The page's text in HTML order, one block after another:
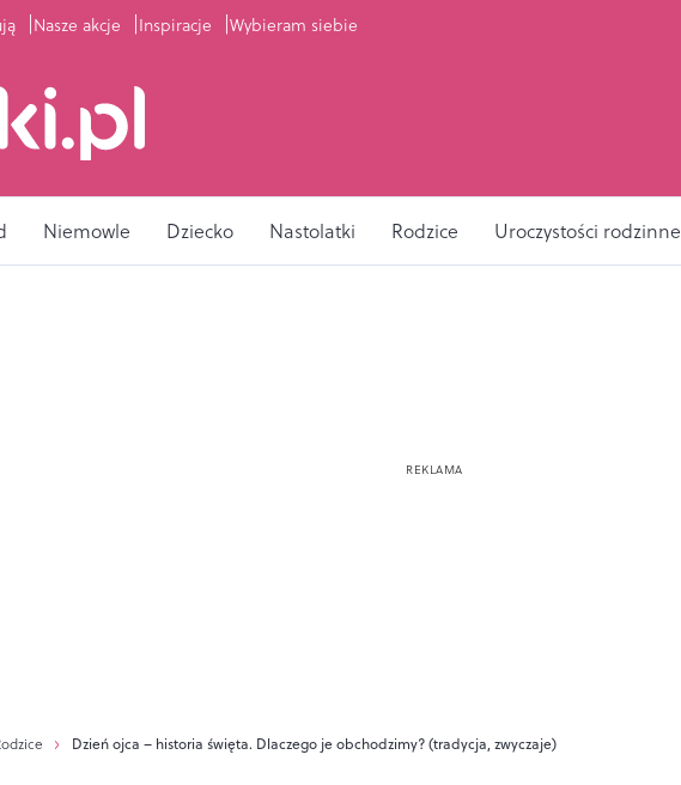
Nasze akcje Inspiracje Wybieram siebie
Niemowle Dziecko Nastolatki Rodzice Uroczystości rodzinne
Dzień ojca – historia święta. Dlaczego je obchodzimy? (tradycja, zwyczaje)